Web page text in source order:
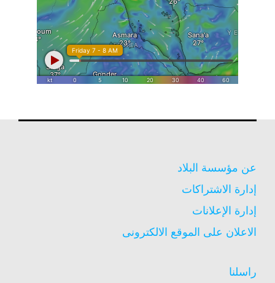
عن مؤسسة البلاد
إدارة الاشتراكات
إدارة الإعلانات
الاعلان على الموقع الالكترونى
راسلنا